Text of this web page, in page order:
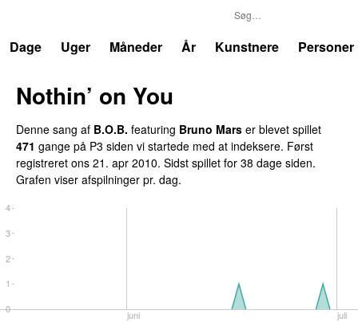
Dage
Uger Måneder År Kunstnere Personer
Nothin’ on You
Denne sang af B.O.B. featuring Bruno Mars er blevet spillet
471 gange på P3 siden vi startede med at indeksere. Først
registreret ons 21. apr 2010. Sidst spillet for 38 dage siden.
Grafen viser afspilninger pr. dag.
juni juli
0
1
2
3
4